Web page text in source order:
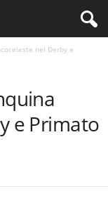
nel Derby e
e Primato